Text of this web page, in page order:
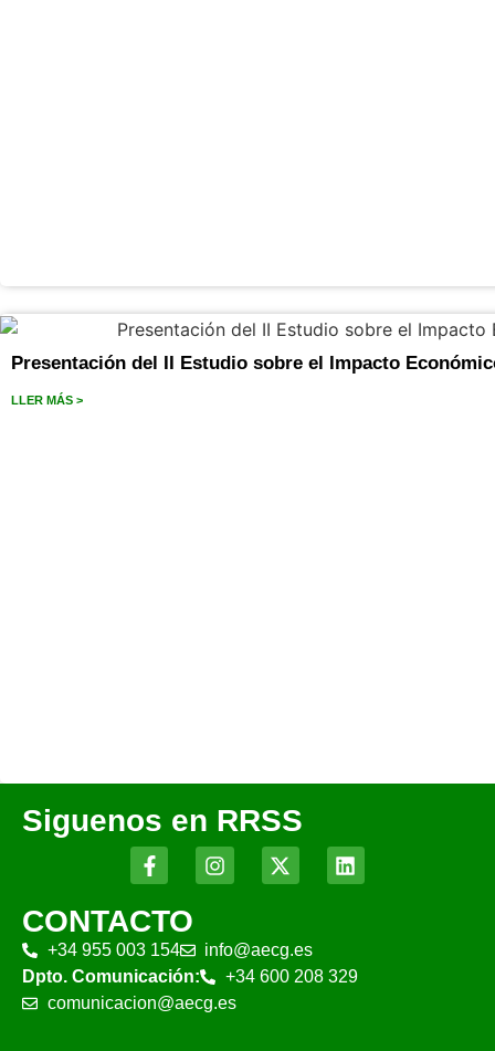
Presentación del II Estudio sobre el Impacto
LLER MÁS >
Siguenos en RRSS
CONTACTO
+34 955 003 154
info@aecg.es
Dpto. Comunicación:
+34 600 208 329
comunicacion@aecg.es